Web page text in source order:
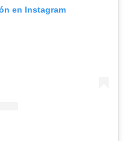
en Instagram